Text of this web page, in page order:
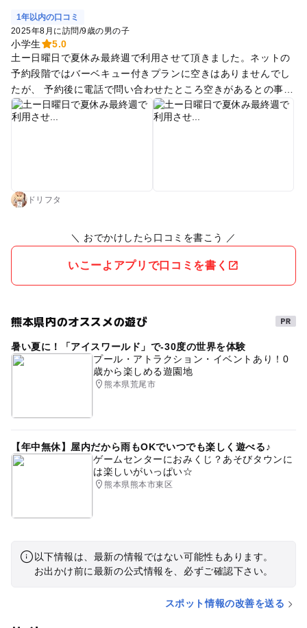
1年以内の口コミ
2025年8月に訪問/9歳の男の子
小学生
5.0
土ー日曜日で夏休み最終週で利用させて頂きました。ネットの
予約段階ではバーベキュー付きプランに空きはありませんでし
たが、 予約後に電話で問い合わせたところ空きがあるとの事で
変更出来ました。 他所の貸別荘などと違って部屋に簡易的なキ
ッチンなども無く単身用の冷蔵庫とテレビがあるだけで、アメ
で（南北にそれぞれ15分程度）何か買って行くことをオススメ
さんが多い ・座布団、お布団ともにお煎餅 ・WiFiはフロント
以外はほぼ届かない ・隣の壁は薄いようで音が漏れてました
くらいでしょうか。 概ね満足できたのでまたリピートするかも
しれません。
ドリフタ
＼ おでかけしたら口コミを書こう ／
いこーよアプリで口コミを書く
熊本県内のオススメの遊び
暑い夏に！「アイスワールド」で-30度の世界を体験
プール・アトラクション・イベントあり！0
歳から楽しめる遊園地
熊本県荒尾市
【年中無休】屋内だから雨もOKでいつでも楽しく遊べる♪
ゲームセンターにおみくじ？あそびタウンに
は楽しいがいっぱい☆
熊本県熊本市東区
以下情報は、最新の情報ではない可能性もあります。
お出かけ前に最新の公式情報を、必ずご確認下さい。
スポット情報の改善を送る